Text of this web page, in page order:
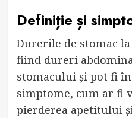
Definiție și
Durerile de stomac
fiind dureri
stomacului și pot fi
simptome, cum ar fi
pierderea apetitului